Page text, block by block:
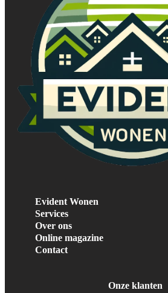
Evident Wonen
Services
Over ons
Online magazine
Contact
Onze klanten